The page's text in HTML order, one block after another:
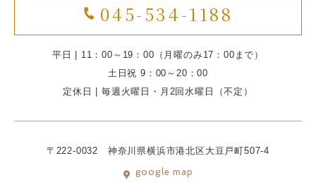
045-534-1188
平日 | 11：00～19：00（月曜のみ17：00まで）
土日祝 9：00～20：00
定休日 | 毎週火曜日・月2回水曜日（不定）
〒222-0032 神奈川県横浜市港北区大豆戸町507-4
google map